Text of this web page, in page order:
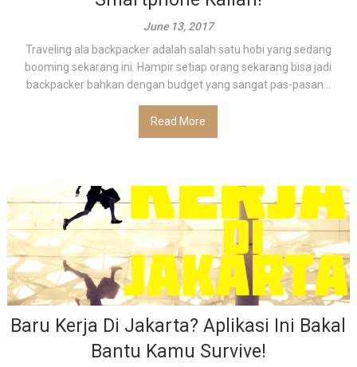
June 13, 2017
Traveling ala backpacker adalah salah satu hobi yang sedang
booming sekarang ini. Hampir setiap orang sekarang bisa jadi
backpacker bahkan dengan budget yang sangat pas-pasan...
Read More
Baru Kerja Di Jakarta? Aplikasi Ini Bakal
Bantu Kamu Survive!